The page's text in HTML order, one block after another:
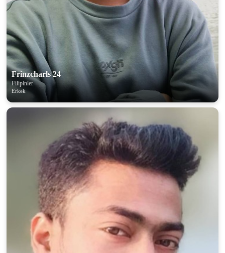
Frinzcharls 24
Filipinler
Erkek
×10 more visibility